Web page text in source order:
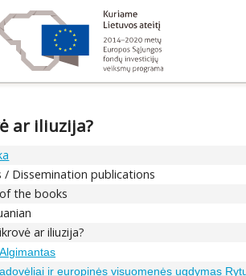
ar iliuzija?
/ Dissemination publications
the books
ar iliuzija?
ir europinės visuomenės ugdymas